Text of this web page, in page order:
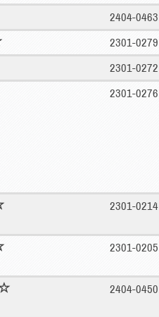
2404-0463
2301-0279
2301-0272
2301-0276
2301-0214
2301-0205
2404-0450